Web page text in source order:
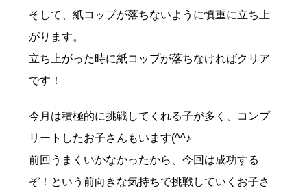
そして、紙コップが落ちないように慎重に立ち上
がります。
立ち上がった時に紙コップが落ちなければクリア
です！
今月は積極的に挑戦してくれる子が多く、コンプ
リートしたお子さんもいます(^^♪
前回うまくいかなかったから、今回は成功する
ぞ！という前向きな気持ちで挑戦していくお子さ